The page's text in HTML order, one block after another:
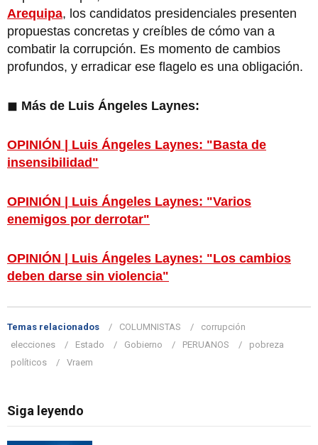
Arequipa, los candidatos presidenciales presenten
propuestas concretas y creíbles de cómo van a
combatir la corrupción. Es momento de cambios
profundos, y erradicar ese flagelo es una obligación.
◼ Más de Luis Ángeles Laynes:
OPINIÓN | Luis Ángeles Laynes: "Basta de
insensibilidad"
OPINIÓN | Luis Ángeles Laynes: "Varios
enemigos por derrotar"
OPINIÓN | Luis Ángeles Laynes: "Los cambios
deben darse sin violencia"
Temas relacionados COLUMNISTAS
corrupción
elecciones
Estado Gobierno PERUANOS
pobreza
políticos
Vraem
Siga leyendo